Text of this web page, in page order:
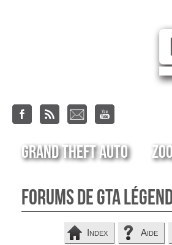
Grand Theft Auto
Forums de GTA
Index Aide